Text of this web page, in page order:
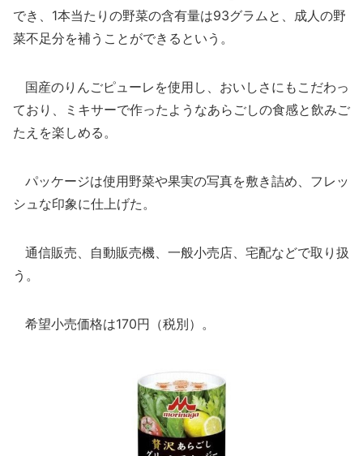
でき、1本当たりの野菜の含有量は93グラムと、成人の野
菜不足分を補うことができるという。
国産のりんごピューレを使用し、おいしさにもこだわっ
ており、ミキサーで作ったようなあらごしの食感と飲みご
たえを楽しめる。
パッケージは使用野菜や果実の写真を敷き詰め、フレッ
シュな印象に仕上げた。
通信販売、自動販売機、一般小売店、宅配などで取り扱
う。
希望小売価格は170円（税別）。